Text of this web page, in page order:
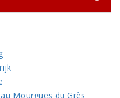
Mourgues du Grès